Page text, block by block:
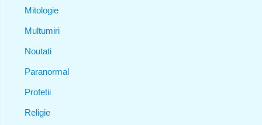
Mitologie
Multumiri
Noutati
Paranormal
Profetii
Religie